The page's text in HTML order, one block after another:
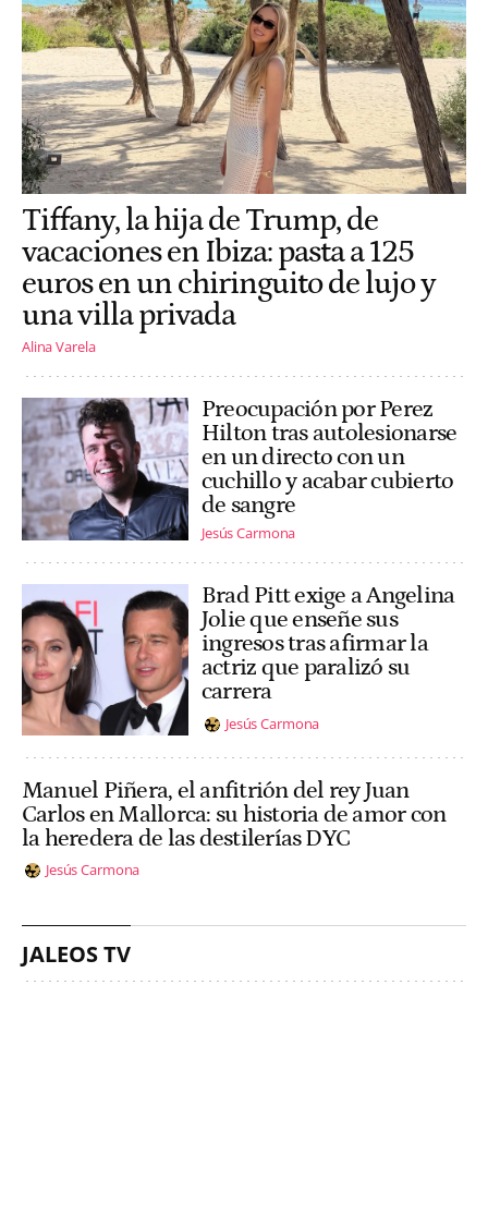
Tiffany, la hija de Trump, de
vacaciones en Ibiza: pasta a 125
euros en un chiringuito de lujo y
una villa privada
Alina Varela
Preocupación por Perez
Hilton tras autolesionarse
en un directo con un
cuchillo y acabar cubierto
de sangre
Jesús Carmona
Brad Pitt exige a Angelina
Jolie que enseñe sus
ingresos tras afirmar la
actriz que paralizó su
carrera
Jesús Carmona
Manuel Piñera, el anfitrión del rey Juan
Carlos en Mallorca: su historia de amor con
la heredera de las destilerías DYC
Jesús Carmona
JALEOS TV